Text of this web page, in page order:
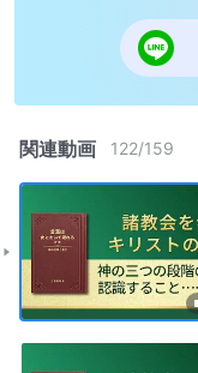
関連動画 122/159